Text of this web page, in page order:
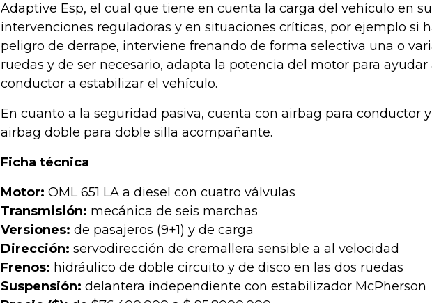
Adaptive Esp, el cual que tiene en cuenta la carga del vehículo en
intervenciones reguladoras y en situaciones críticas, por ejemplo si
peligro de derrape, interviene frenando de forma selectiva una o
ruedas y de ser necesario, adapta la potencia del motor para ayudar
conductor a estabilizar el vehículo.
En cuanto a la seguridad pasiva, cuenta con airbag para conductor y
airbag doble para doble silla acompañante.
Ficha técnica
Motor: OML 651 LA a diesel con cuatro válvulas
Transmisión: mecánica de seis marchas
Versiones: de pasajeros (9+1) y de carga
Dirección: servodirección de cremallera sensible a al velocidad
Frenos: hidráulico de doble circuito y de disco en las dos ruedas
Suspensión: delantera independiente con estabilizador McPherson